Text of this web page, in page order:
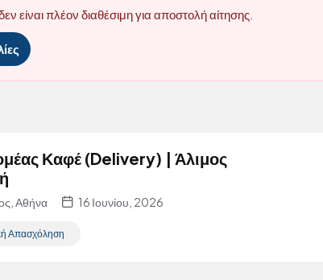
είναι πλέον διαθέσιμη για αποστολή αίτησης.
Καφέ (Delivery) | Άλιμος
Αθήνα 16 Ιουνίου, 2026
Απασχόληση